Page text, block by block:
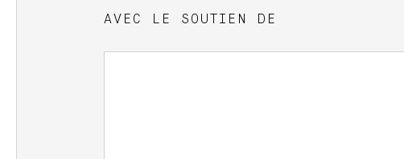
AVEC LE SOUTIEN DE